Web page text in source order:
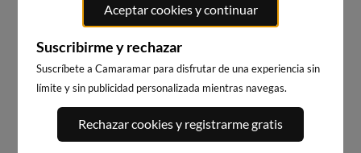
PLAYA DE SALINAS, SALINAS
4km · Salinas
PLAYA DE SALINAS, SALINAS
OESTE
4km · Salinas
Aceptar cookies y continuar
Suscribirme y rechazar
Suscríbete a Camaramar para disfrutar de una experiencia sin
límite y sin publicidad personalizada mientras navegas.
Rechazar cookies y registrarme gratis